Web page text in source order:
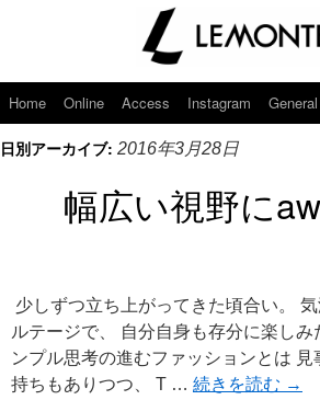
Home Online Access Instagram General
日別アーカイブ: 2016年3月28日
幅広い視野に
少しずつ立ち上がってきた頃合い。
ルテージで、 自分自身も存分に楽し
ンプル思考の進むファッションとは
持ちもありつつ、 T … 続きを読む →